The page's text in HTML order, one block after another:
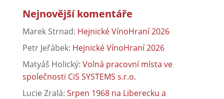
Nejnovější komentáře
Marek Strnad: Hejnické VínoHraní 2026
Petr Jeřábek: Hejnické VínoHraní 2026
Matyáš Holický: Volná pracovní místa ve
společnosti CiS SYSTEMS s.r.o.
Lucie Zralá: Srpen 1968 na Liberecku a